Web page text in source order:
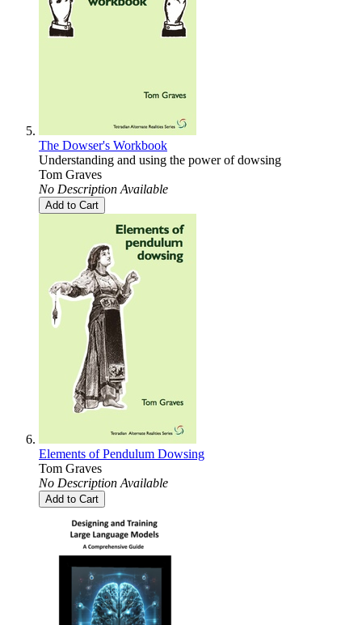
The Dowser's Workbook
Understanding and using the power of dowsing
Tom Graves
No Description Available
Add to Cart
Elements of Pendulum Dowsing
Tom Graves
No Description Available
Add to Cart